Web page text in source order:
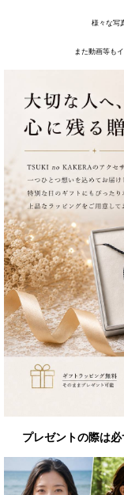
様々な写
また動画等も
プレゼントの際は